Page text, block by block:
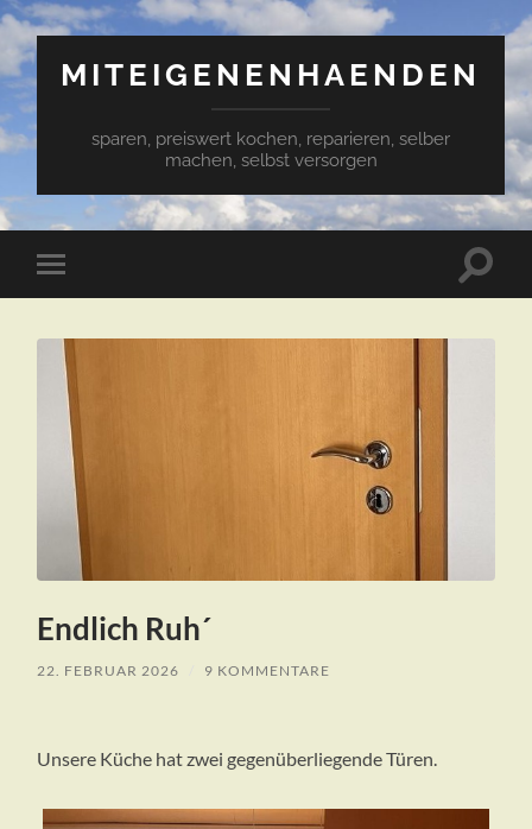
MITEIGENENHAENDEN
sparen, preiswert kochen, reparieren, selber
machen, selbst versorgen
Mobile-
Menü
Endlich Ruh´
22. FEBRUAR 2026 9 KOMMENTARE
Unsere Küche hat zwei gegenüberliegende Türen.